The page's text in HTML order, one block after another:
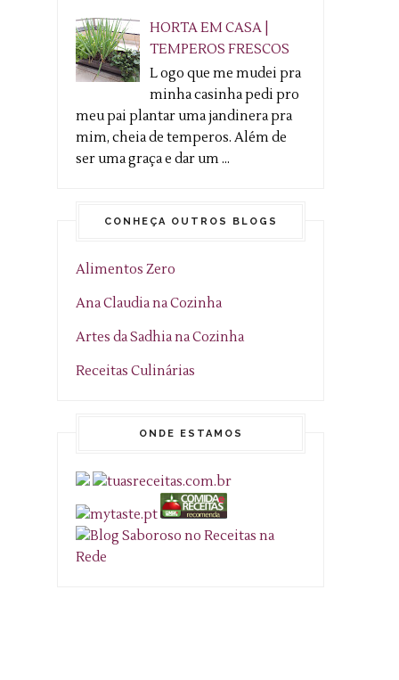
HORTA EM CASA |
TEMPEROS FRESCOS
L ogo que me mudei pra
minha casinha pedi pro
meu pai plantar uma jandinera pra
mim, cheia de temperos. Além de
ser uma graça e dar um ...
CONHEÇA OUTROS BLOGS
Alimentos Zero
Ana Claudia na Cozinha
Artes da Sadhia na Cozinha
Receitas Culinárias
ONDE ESTAMOS